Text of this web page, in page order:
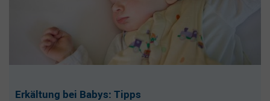
Erkältung bei Babys: Tipps